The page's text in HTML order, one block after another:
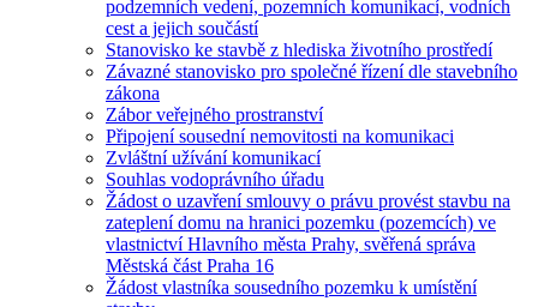
podzemních vedení, pozemních komunikací, vodních
cest a jejich součástí
Stanovisko ke stavbě z hlediska životního prostředí
Závazné stanovisko pro společné řízení dle stavebního
zákona
Zábor veřejného prostranství
Připojení sousední nemovitosti na komunikaci
Zvláštní užívání komunikací
Souhlas vodoprávního úřadu
Žádost o uzavření smlouvy o právu provést stavbu na
zateplení domu na hranici pozemku (pozemcích) ve
vlastnictví Hlavního města Prahy, svěřená správa
Městská část Praha 16
Žádost vlastníka sousedního pozemku k umístění